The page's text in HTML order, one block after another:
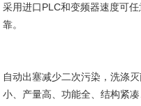
采用进口PLC和变频器速度可
靠。
自动出塞减少二次污染，洗涤
小、产量高、功能全、结构紧